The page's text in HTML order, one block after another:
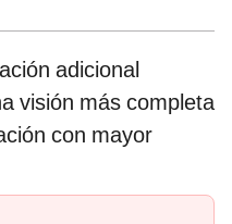
adicional
visión más completa
con mayor